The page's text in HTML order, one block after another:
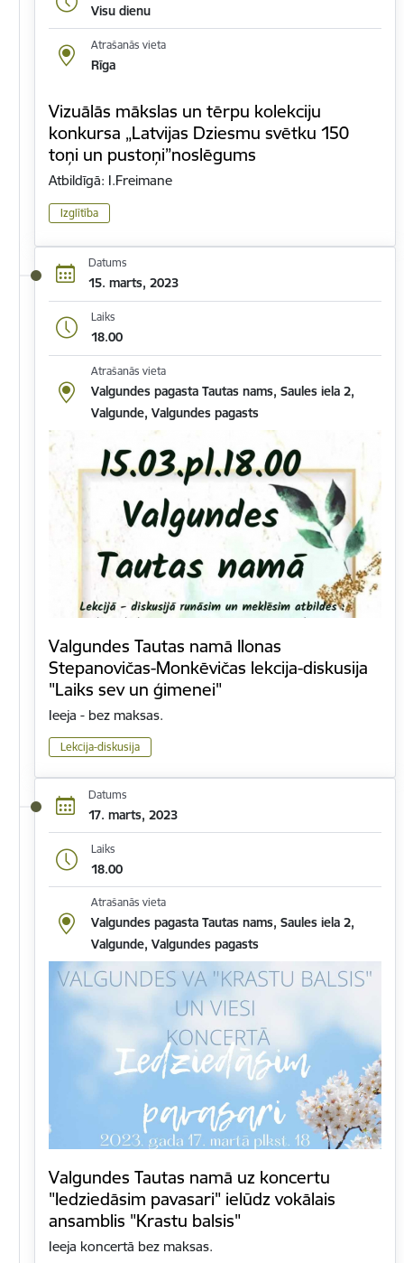
Visu dienu
Atrašanās vieta
Rīga
Vizuālās mākslas un tērpu kolekciju
konkursa „Latvijas Dziesmu svētku 150
toņi un pustoņi”noslēgums
Atbildīgā: I.Freimane
Izglītība
Datums
15. marts, 2023
Laiks
18.00
Atrašanās vieta
Valgundes pagasta Tautas nams, Saules iela 2,
Valgunde, Valgundes pagasts
Valgundes Tautas namā Ilonas
Stepanovičas-Monkēvičas lekcija-diskusija
"Laiks sev un ģimenei"
Ieeja - bez maksas.
Lekcija-diskusija
Datums
17. marts, 2023
Laiks
18.00
Atrašanās vieta
Valgundes pagasta Tautas nams, Saules iela 2,
Valgunde, Valgundes pagasts
Valgundes Tautas namā uz koncertu
"Iedziedāsim pavasari" ielūdz vokālais
ansamblis "Krastu balsis"
Ieeja koncertā bez maksas.